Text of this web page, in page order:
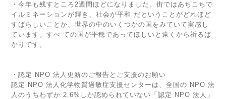
・今年も残すところ2週間ほどになりました。街ではあちこちで
イルミネーションが輝き、社会が平和 だということがどれほど
すばらしいことか、世界の中のいくつかの国をみていて実感し
ています。すべ ての国が平穏であってほしいと遠くから祈るば
かりです。
・認定 NPO 法人更新のご報告とご支援のお願い
認定 NPO 法人化学物質過敏症支援センターは、全国の NPO 法
人のうちわずか 2.6%しか認められていない「認定 NPO 法人」